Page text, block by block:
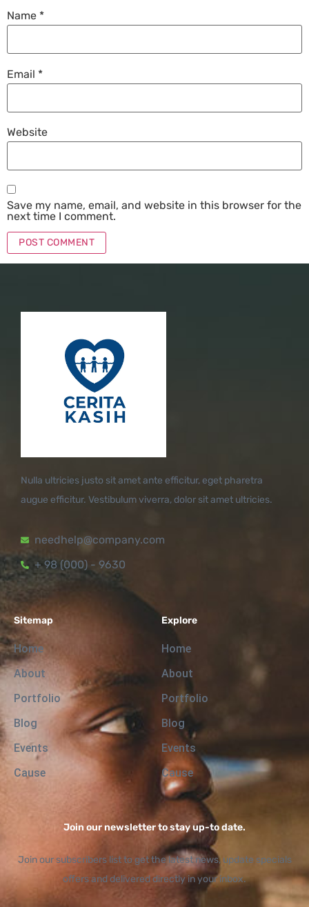
Name *
Email *
Website
Save my name, email, and website in this browser for the
next time I comment.
Nulla ultricies justo sit amet ante efficitur, eget pharetra
augue efficitur. Vestibulum viverra, dolor sit amet ultricies.
needhelp@company.com
+ 98 (000) - 9630
Sitemap
Home
About
Portfolio
Blog
Events
Cause
Explore
Home
About
Portfolio
Blog
Events
Cause
Join our newsletter to stay up-to date.
Join our subscribers list to get the latest news, update specials
offers and delivered directly in your inbox.